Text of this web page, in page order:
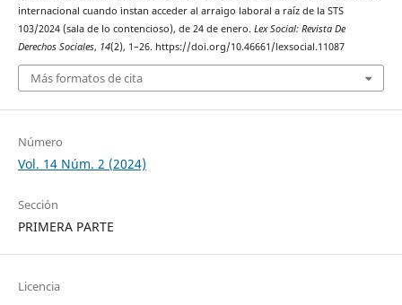
internacional cuando instan acceder al arraigo laboral a raíz de la STS
103/2024 (sala de lo contencioso), de 24 de enero. Lex Social: Revista De
Derechos Sociales, 14(2), 1–26. https://doi.org/10.46661/lexsocial.11087
Más formatos de cita
Número
Vol. 14 Núm. 2 (2024)
Sección
PRIMERA PARTE
Licencia